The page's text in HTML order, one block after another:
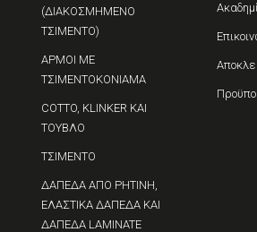
(ΔΙΑΚΟΣΜΗΜΕΝΟ
ΤΣΙΜΕΝΤΟ)
ΑΡΜΟΙ ΜΕ
ΤΣΙΜΕΝΤΟΚΟΝΙΑΜΑ
COTTO, KLINKER ΚΑΙ
ΤΟΥΒΛΟ
ΤΣΙΜΕΝΤΟ
ΔΑΠΕΔΑ ΑΠΟ ΡΗΤΙΝΗ,
ΕΛΑΣΤΙΚΑ ΔΑΠΕΔΑ ΚΑΙ
ΔΑΠΕΔΑ LAMINATE